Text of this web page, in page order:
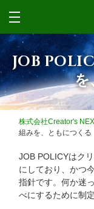
JOB
を
株式会社Creator's
組みを、ともにつくる
JOB POLICYはク
にしており、かつ
指針です。何か迷
べにするために制